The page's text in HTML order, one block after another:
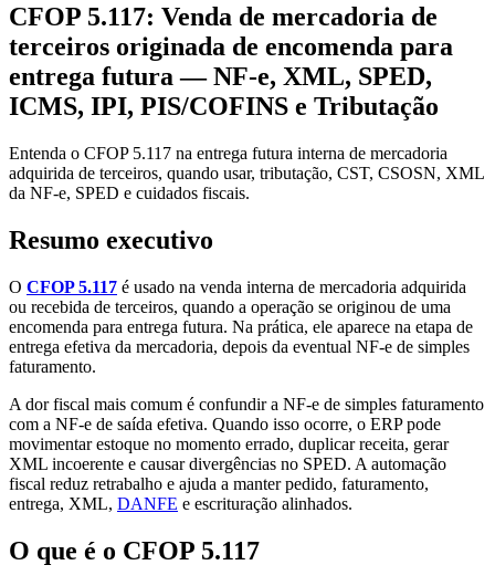
CFOP 5.117: Venda de mercadoria de
terceiros originada de encomenda para
entrega futura — NF-e, XML, SPED,
ICMS, IPI, PIS/COFINS e Tributação
Entenda o CFOP 5.117 na entrega futura interna de mercadoria
adquirida de terceiros, quando usar, tributação, CST, CSOSN, XML
da NF-e, SPED e cuidados fiscais.
Resumo executivo
O CFOP 5.117 é usado na venda interna de mercadoria adquirida
ou recebida de terceiros, quando a operação se originou de uma
encomenda para entrega futura. Na prática, ele aparece na etapa de
entrega efetiva da mercadoria, depois da eventual NF-e de simples
faturamento.
A dor fiscal mais comum é confundir a NF-e de simples faturamento
com a NF-e de saída efetiva. Quando isso ocorre, o ERP pode
movimentar estoque no momento errado, duplicar receita, gerar
XML incoerente e causar divergências no SPED. A automação
fiscal reduz retrabalho e ajuda a manter pedido, faturamento,
entrega, XML, DANFE e escrituração alinhados.
O que é o CFOP 5.117